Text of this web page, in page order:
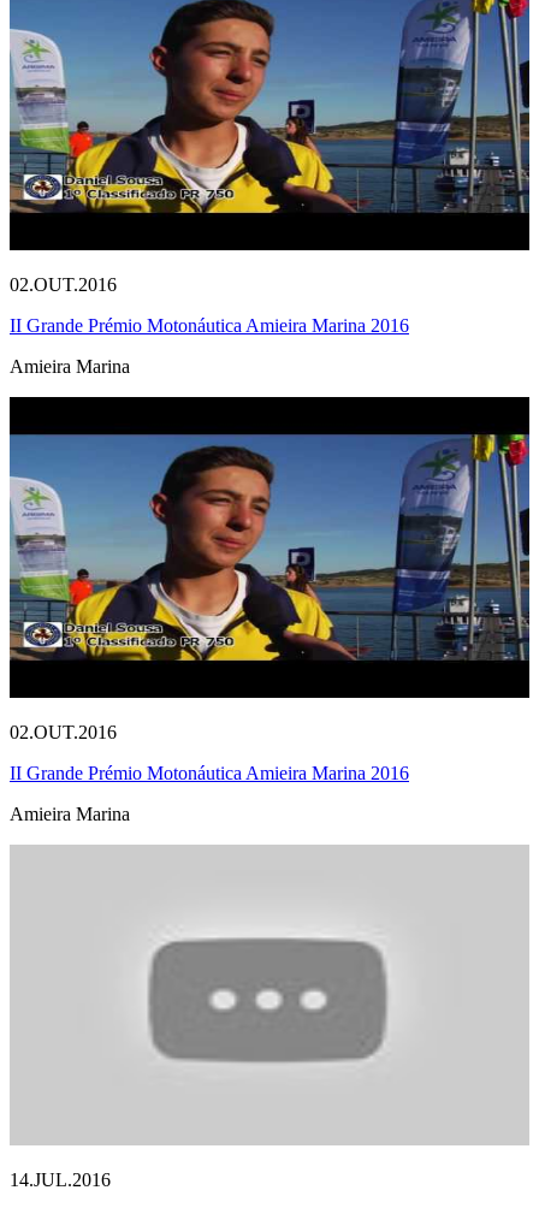
02.OUT.2016
II Grande Prémio Motonáutica Amieira Marina 2016
Amieira Marina
02.OUT.2016
II Grande Prémio Motonáutica Amieira Marina 2016
Amieira Marina
14.JUL.2016